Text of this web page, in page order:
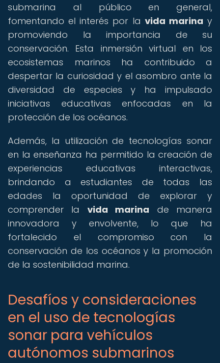
submarina al público en general,
fomentando el interés por la vida marina y
promoviendo la importancia de su
conservación. Esta inmersión virtual en los
ecosistemas marinos ha contribuido a
despertar la curiosidad y el asombro ante la
diversidad de especies y ha impulsado
iniciativas educativas enfocadas en la
protección de los océanos.
Además, la utilización de tecnologías sonar
en la enseñanza ha permitido la creación de
experiencias educativas interactivas,
brindando a estudiantes de todas las
edades la oportunidad de explorar y
comprender la vida marina de manera
innovadora y envolvente, lo que ha
fortalecido el compromiso con la
conservación de los océanos y la promoción
de la sostenibilidad marina.
Desafíos y consideraciones
en el uso de tecnologías
sonar para vehículos
autónomos submarinos